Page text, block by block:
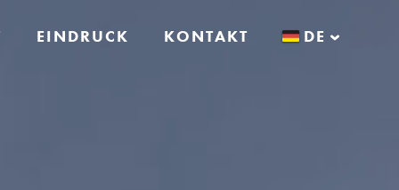
EINDRUCK KONTAKT DE